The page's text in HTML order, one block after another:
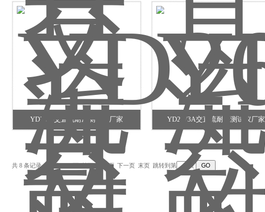
YD2673交直流耐压测试仪厂家 YD2673A交直流耐压测试仪厂家
共 8 条记录，当前 1 / 1 页 首页 上一页 下一页 末页 跳转到第 页